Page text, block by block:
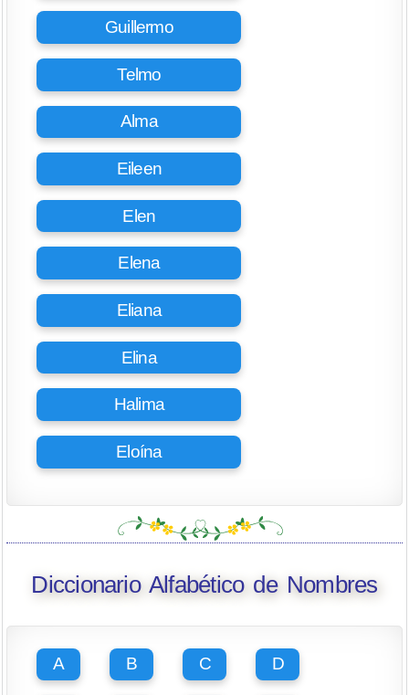
Guillermo
Telmo
Alma
Eileen
Elen
Elena
Eliana
Elina
Halima
Eloína
Diccionario Alfabético de Nombres
A B C D